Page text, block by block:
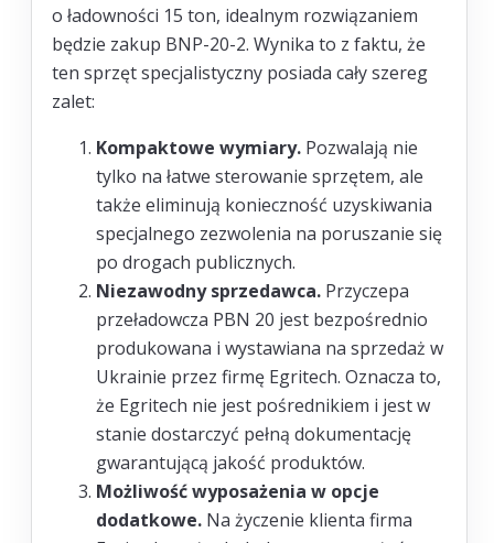
o ładowności 15 ton, idealnym rozwiązaniem
będzie zakup BNP-20-2. Wynika to z faktu, że
ten sprzęt specjalistyczny posiada cały szereg
zalet:
Kompaktowe wymiary. Pozwalają nie
tylko na łatwe sterowanie sprzętem, ale
także eliminują konieczność uzyskiwania
specjalnego zezwolenia na poruszanie się
po drogach publicznych.
Niezawodny sprzedawca. Przyczepa
przeładowcza PBN 20 jest bezpośrednio
produkowana i wystawiana na sprzedaż w
Ukrainie przez firmę Egritech. Oznacza to,
że Egritech nie jest pośrednikiem i jest w
stanie dostarczyć pełną dokumentację
gwarantującą jakość produktów.
Możliwość wyposażenia w opcje
dodatkowe. Na życzenie klienta firma